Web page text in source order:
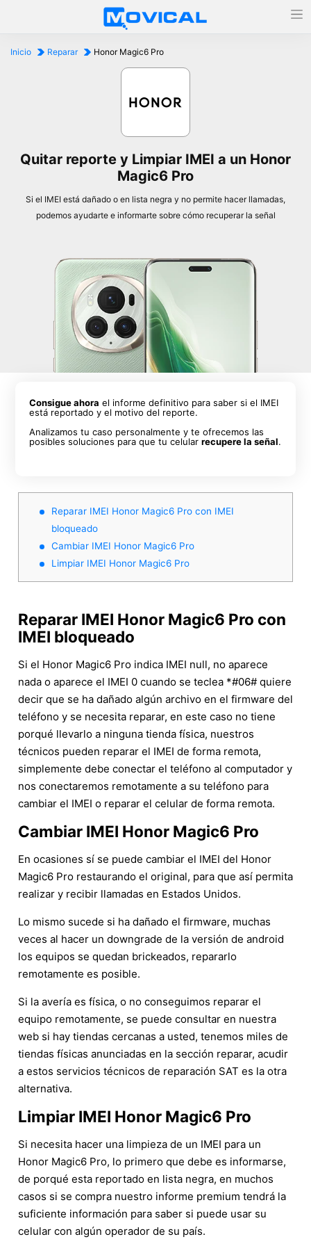
Inicio Reparar Honor Magic6 Pro
Quitar reporte y Limpiar IMEI a un Honor
Magic6 Pro
Si el IMEI está dañado o en lista negra y no permite hacer llamadas,
podemos ayudarte e informarte sobre cómo recuperar la señal
Consigue ahora el informe definitivo para saber si el IMEI
está reportado y el motivo del reporte.
Analizamos tu caso personalmente y te ofrecemos las
posibles soluciones para que tu celularrecupere la señal.
Reparar IMEI Honor Magic6 Pro con IMEI
bloqueado
Cambiar IMEI Honor Magic6 Pro
Limpiar IMEI Honor Magic6 Pro
Reparar IMEI Honor Magic6 Pro con
IMEI bloqueado
Si el Honor Magic6 Pro indica IMEI null, no aparece
nada o aparece el IMEI 0 cuando se teclea *#06# quiere
decir que se ha dañado algún archivo en el firmware del
teléfono y se necesita reparar, en este caso no tiene
porqué llevarlo a ninguna tienda física, nuestros
técnicos pueden reparar el IMEI de forma remota,
simplemente debe conectar el teléfono al computador y
nos conectaremos remotamente a su teléfono para
cambiar el IMEI o reparar el celular de forma remota.
Cambiar IMEI Honor Magic6 Pro
En ocasiones sí se puede cambiar el IMEI del Honor
Magic6 Pro restaurando el original, para que así permita
realizar y recibir llamadas en Estados Unidos.
Lo mismo sucede si ha dañado el firmware, muchas
veces al hacer un downgrade de la versión de android
los equipos se quedan brickeados, repararlo
remotamente es posible.
Si la avería es física, o no conseguimos reparar el
equipo remotamente, se puede consultar en nuestra
web si hay tiendas cercanas a usted, tenemos miles de
tiendas físicas anunciadas en la sección reparar, acudir
a estos servicios técnicos de reparación SAT es la otra
alternativa.
Limpiar IMEI Honor Magic6 Pro
Si necesita hacer una limpieza de un IMEI para un
Honor Magic6 Pro, lo primero que debe es informarse,
de porqué esta reportado en lista negra, en muchos
casos si se compra nuestro informe premium tendrá la
suficiente información para saber si puede usar su
celular con algún operador de su país.